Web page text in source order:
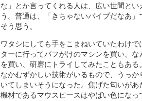
な」とか言ってくれる人は、広い世間とい
う。普通は、「きちゃないパイプだなあ
そう思う。
ワタシにしても手をこまねいていたわけ
ターに行ってバフがけのマシンを買い、
を買い、研磨にトライしてみたこともあ
なかむずかしい技術がいるもので、うっか
いてしまいそうになった。焦げた匂いがあ
機材であるマウスピースはやばい色になっ